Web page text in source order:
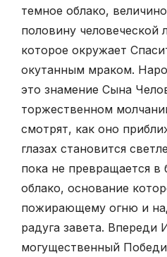
темное облако,
половину человеческой
которое окружает
окутанным мраком.
это знамение Сына
торжественном
смотрят, как оно
глазах становится
пока не превращается в
облако, основание
пожирающему огню и
радуга завета. Впереди
могущественный